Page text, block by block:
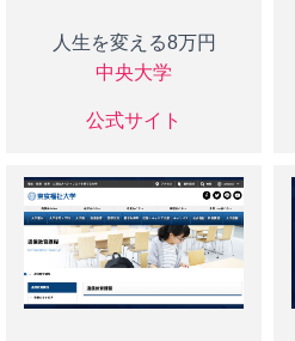
人生を変える8万円
中央大学
公式サイト